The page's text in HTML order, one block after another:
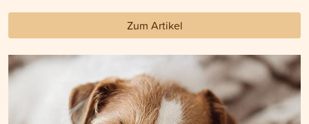
Zum Artikel